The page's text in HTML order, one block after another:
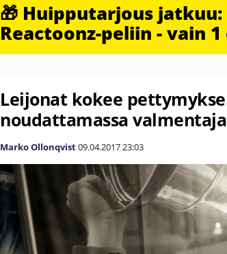
🎁 Huipputarjous
Reactoonz-peliin - vain
Leijonat kokee
noudattamassa
Marko Ollonqvist09.04.201723:03